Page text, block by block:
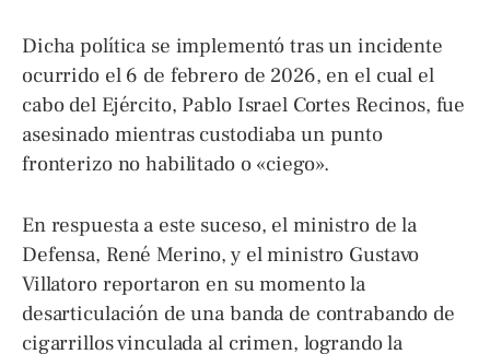
Dicha política se implementó tras un incidente
ocurrido el 6 de febrero de 2026, en el cual el
cabo del Ejército, Pablo Israel Cortes Recinos, fue
asesinado mientras custodiaba un punto
fronterizo no habilitado o «ciego».
En respuesta a este suceso, el ministro de la
Defensa, René Merino, y el ministro Gustavo
Villatoro reportaron en su momento la
desarticulación de una banda de contrabando de
cigarrillos vinculada al crimen, logrando la